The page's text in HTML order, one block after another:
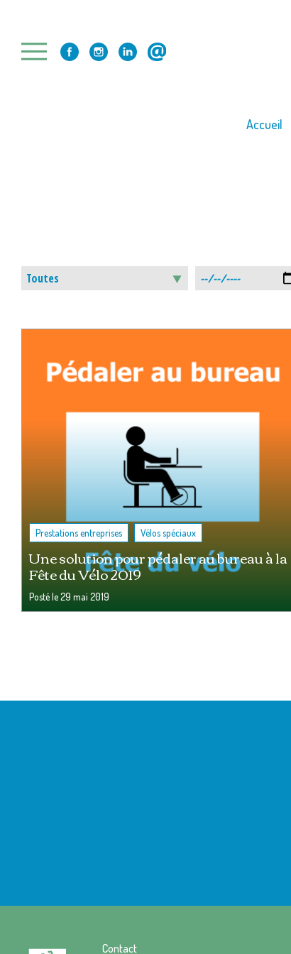
content
Accueil
Prestations entreprises Vélos spéciaux
Une solution pour pédaler au bureau à la
Fête du Vélo 2019
Posté le29 mai 2019
Contact